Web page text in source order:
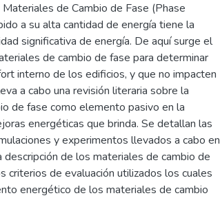
de Cambio de Fase (Phase
a su alta cantidad de energía tiene la
significativa de energía. De aquí surge el
de cambio de fase para determinar
interno de los edificios, y que no impacten
a cabo una revisión literaria sobre la
de fase como elemento pasivo en la
energéticas que brinda. Se detallan las
y experimentos llevados a cabo en
de los materiales de cambio de
criterios de evaluación utilizados los cuales
energético de los materiales de cambio